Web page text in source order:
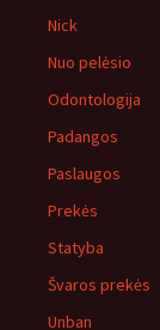
Nick
Nuo pelėsio
Odontologija
Padangos
Paslaugos
Prekės
Statyba
Švaros prekės
Unban